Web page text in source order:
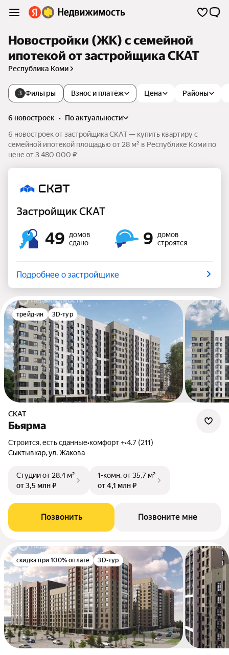
Новостройки (ЖК) с семейной
ипотекой от застройщика СКАТ
Республика Коми
3 Фильтры Цена
Взнос и платёж Районы
6 новостроек •
по актуальности
6 новостроек от застройщика СКАТ — купить квартиру с
семейной ипотекой площадью от 28 м² в Республике Коми по
цене от 3 480 000 ₽
Застройщик СКАТ
49
домов
сдано
9
домов
строятся
Подробнее о застройщике
трейд-ин 3D-тур
СКАТ
Бьярма
Строится, есть сданные•комфорт +•4.7 (211)
Сыктывкар, ул. Жакова
Студииот 28,4 м²
от 3,5 млн ₽
1-комн.от 35,7 м²
от 4,1 млн ₽
Позвонить Позвоните мне
скидка при 100% оплате 3D-тур